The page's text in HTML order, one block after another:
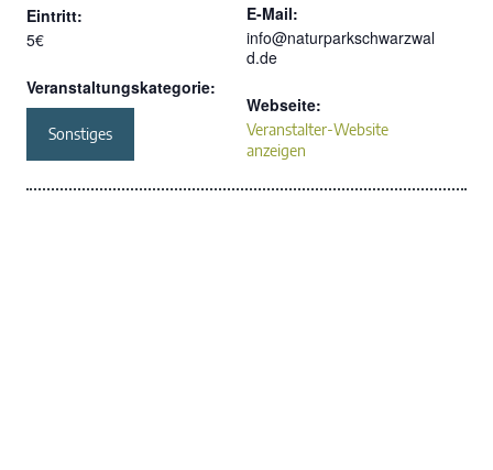
Eintritt:
5€
Veranstaltungskategorie:
Sonstiges
E-Mail:
info@naturparkschwarzwal
d.de
Webseite:
Veranstalter-Website
anzeigen